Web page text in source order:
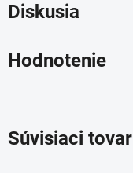
Diskusia
Hodnotenie
Súvisiaci tovar